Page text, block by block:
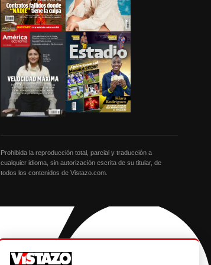
Prohibida la reproducción total, parcial y traducción a
cualquier idioma, sin autorización escrita de su titular, de
todos los contenidos de Vistazo.com.